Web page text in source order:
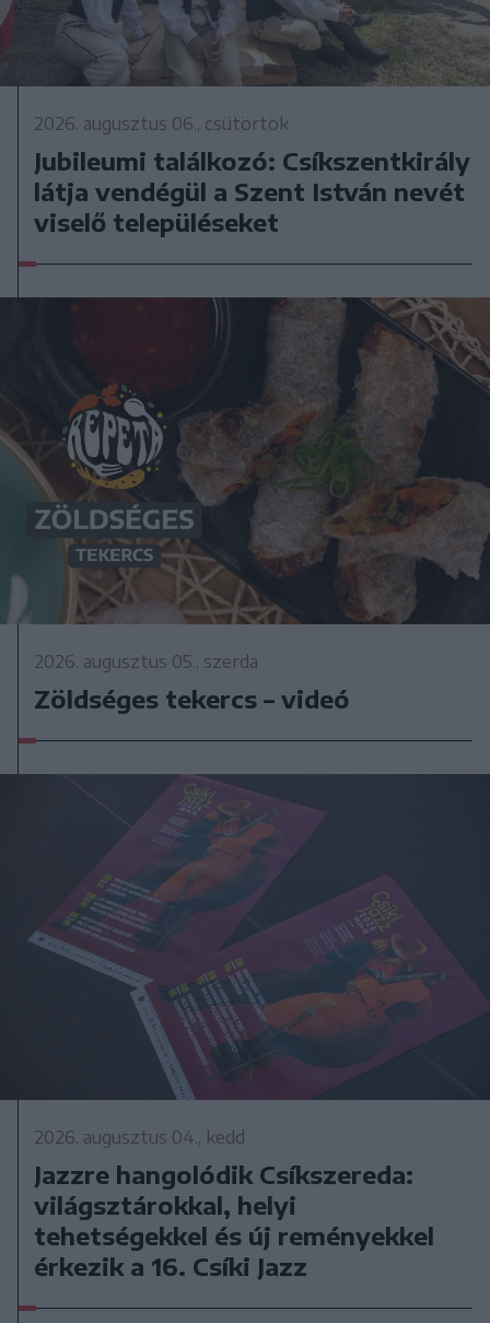
2026. augusztus 06., csütörtök
Jubileumi találkozó: Csíkszentkirály
látja vendégül a Szent István nevét
viselő településeket
2026. augusztus 05., szerda
Zöldséges tekercs – videó
2026. augusztus 04., kedd
Jazzre hangolódik Csíkszereda:
világsztárokkal, helyi
tehetségekkel és új reményekkel
érkezik a 16. Csíki Jazz